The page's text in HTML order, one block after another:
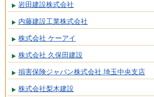
岩田建設株式会社
内藤建設工業株式会社
株式会社 ケーアイ
株式会社 久保田建設
損害保険ジャパン株式会社 埼玉中央支店
株式会社梨木建設